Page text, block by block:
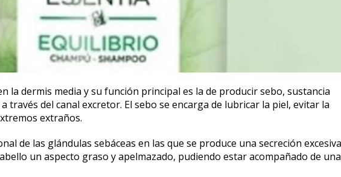
la dermis media y su función principal es la de producir sebo, sustancia
través del canal excretor. El sebo se encarga de lubricar la piel, evitar la
extraños.
de las glándulas sebáceas en las que se produce una secreción excesiva
un aspecto graso y apelmazado, pudiendo estar acompañado de una